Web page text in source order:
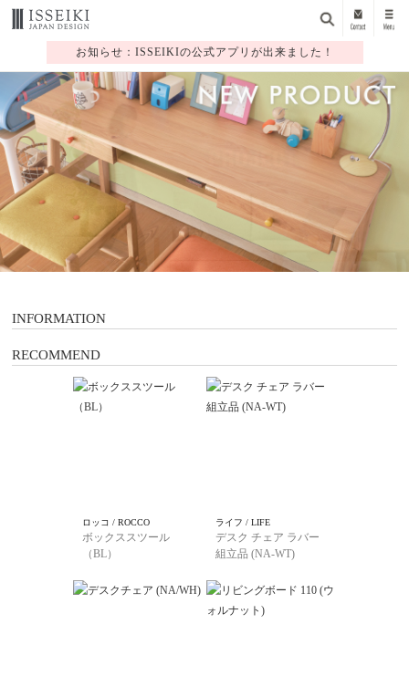
お知らせ：ISSEIKIの公式アプリが出来ました！
INFORMATION
RECOMMEND
ロッコ / ROCCO
ボックススツール
（BL）
ライフ / LIFE
デスク チェア ラバー
組立品 (NA-WT)